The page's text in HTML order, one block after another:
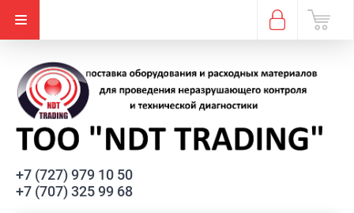
+7 (727) 979 10 50
+7 (707) 325 99 68